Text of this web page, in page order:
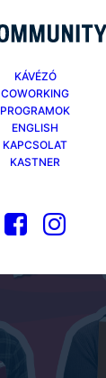
KÁVÉZÓ
COWORKING
PROGRAMOK
ENGLISH
KAPCSOLAT
KASTNER